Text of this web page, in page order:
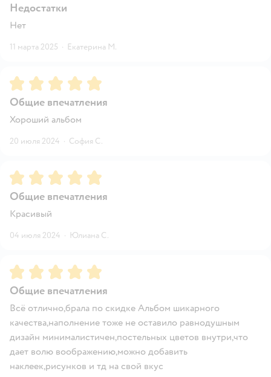
Недостатки
Нет
11 марта 2025 · Екатерина М.
Рейтинг:5
Общие впечатления
Хороший альбом
20 июля 2024 · София С.
Рейтинг:5
Общие впечатления
Красивый
04 июля 2024 · Юлиана С.
Рейтинг:5
Общие впечатления
Всё отлично,брала по скидке Альбом шикарного
качества,наполнение тоже не оставило равнодушным
дизайн минималистичен,постельных цветов внутри,что
дает волю воображению,можно добавить
наклеек,рисунков и тд на свой вкус